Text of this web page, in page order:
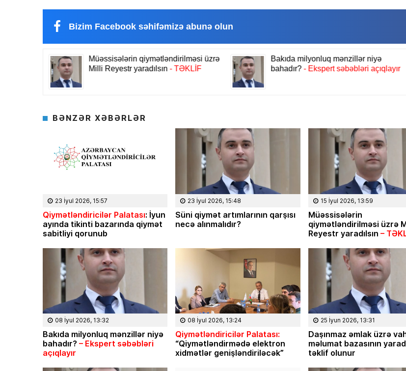
Bizim Facebook səhifəmizə abunə olun
BƏNZƏR XƏBƏRLƏR
23 İyul 2026, 15:57
Qiymətləndiricilər Palatası: İyun
ayında tikinti bazarında qiymət
sabitliyi qorunub
23 İyul 2026, 15:48
Süni qiymət artımlarının qarşısı
necə alınmalıdır?
15 İyul 2026, 13:59
Müəssisələrin
qiymətləndirilməsi üzrə
Reyestr yaradılsın –
08 İyul 2026, 13:32
Bakıda milyonluq mənzillər niyə
bahadır? – Ekspert səbəbləri
açıqlayır
08 İyul 2026, 13:24
Qiymətləndiricilər Palatası:
“Qiymətləndirmədə elektron
xidmətlər genişləndiriləcək”
25 İyun 2026, 13:31
Daşınmaz əmlak üzrə
məlumat bazasının
təklif olunur